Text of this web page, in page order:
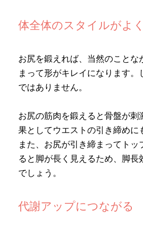
体全体のスタイルがよ
お尻を鍛えれば、当然のことな
まって形がキレイになります。
ではありません。
お尻の筋肉を鍛えると骨盤が刺
果としてウエストの引き締めに
また、お尻が引き締まってトッ
ると脚が長く見えるため、脚長
でしょう。
代謝アップにつながる